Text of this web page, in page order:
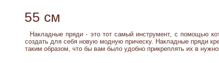
55 см
Накладные пряди - это тот самый инструмент, с помощью
создать для себя новую модную прическу. Накладные пряди
таким образом, что бы вам было удобно прикреплять их в